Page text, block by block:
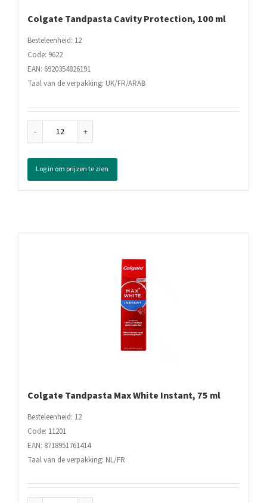
Colgate Tandpasta Cavity Protection, 100 ml
Besteleenheid: 12
Code: 9622
EAN: 6920354826191
Taal van de verpakking: UK/FR/ARAB
Colgate
Cavity
Protection,
100
Log in om prijzen te zien
Colgate Tandpasta Max White Instant, 75 ml
Besteleenheid: 12
Code: 11201
EAN: 8718951761414
Taal van de verpakking: NL/FR